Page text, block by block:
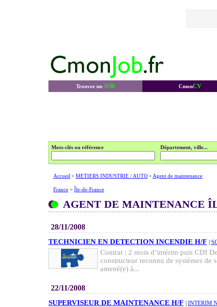
Trouvez un JOB CmonCV
Mots-clés ou référence Département, ville...
Accueil > METIERS INDUSTRIE / AUTO> Agent de maintenance
France > Île-de-France
AGENT DE MAINTENANCE
28/11/2008
TECHNICIEN EN DETECTION INCENDIE H/F
Contrat : 2 mois d’intérim puis CDI
constructeur reconnu de systèmes de
amené(e) à...
22/11/2008
SUPERVISEUR DE MAINTENANCE H/F INTERIM